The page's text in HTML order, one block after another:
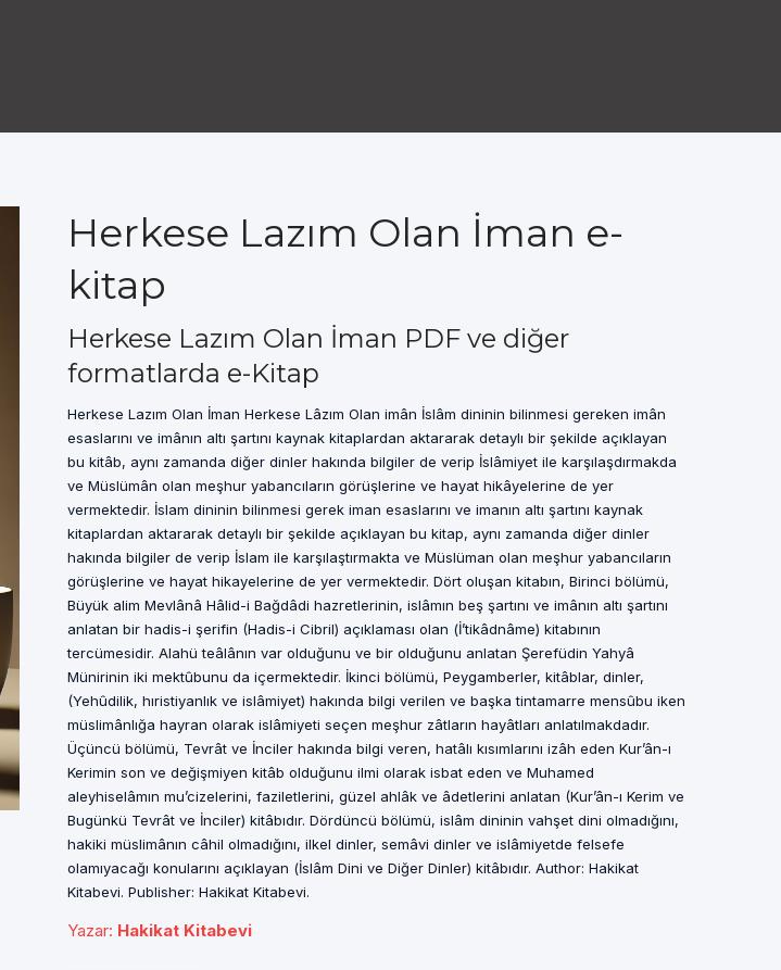
Herkese Lazım Olan İman e-
kitap
Herkese Lazım Olan İman PDF ve diğer
formatlarda e-Kitap
Herkese Lazım Olan İman Herkese Lâzım Olan imân İslâm dininin bilinmesi gereken imân
esaslarını ve imânın altı şartını kaynak kitaplardan aktararak detaylı bir şekilde açıklayan
bu kitâb, aynı zamanda diğer dinler hakında bilgiler de verip İslâmiyet ile karşılaşdırmakda
ve Müslümân olan meşhur yabancıların görüşlerine ve hayat hikâyelerine de yer
vermektedir. İslam dininin bilinmesi gerek iman esaslarını ve imanın altı şartını kaynak
kitaplardan aktararak detaylı bir şekilde açıklayan bu kitap, aynı zamanda diğer dinler
hakında bilgiler de verip İslam ile karşılaştırmakta ve Müslüman olan meşhur yabancıların
görüşlerine ve hayat hikayelerine de yer vermektedir. Dört oluşan kitabın, Birinci bölümü,
Büyük alim Mevlânâ Hâlid-i Bağdâdi hazretlerinin, islâmın beş şartını ve imânın altı şartını
anlatan bir hadis-i şerifin (Hadis-i Cibril) açıklaması olan (İ’tikâdnâme) kitabının
tercümesidir. Alahü teâlânın var olduğunu ve bir olduğunu anlatan Şerefüdin Yahyâ
Münirinin iki mektûbunu da içermektedir. İkinci bölümü, Peygamberler, kitâblar, dinler,
(Yehûdilik, hıristiyanlık ve islâmiyet) hakında bilgi verilen ve başka tintamarre mensûbu iken
müslimânlığa hayran olarak islâmiyeti seçen meşhur zâtların hayâtları anlatılmakdadır.
Üçüncü bölümü, Tevrât ve İnciler hakında bilgi veren, hatâlı kısımlarını izâh eden Kur’ân-ı
Kerimin son ve değişmiyen kitâb olduğunu ilmi olarak isbat eden ve Muhamed
aleyhiselâmın mu’cizelerini, faziletlerini, güzel ahlâk ve âdetlerini anlatan (Kur’ân-ı Kerim ve
Bugünkü Tevrât ve İnciler) kitâbıdır. Dördüncü bölümü, islâm dininin vahşet dini olmadığını,
hakiki müslimânın câhil olmadığını, ilkel dinler, semâvi dinler ve islâmiyetde felsefe
olamıyacağı konularını açıklayan (İslâm Dini ve Diğer Dinler) kitâbıdır. Author: Hakikat
Kitabevi. Publisher: Hakikat Kitabevi.
Yazar: Hakikat Kitabevi